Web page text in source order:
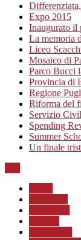
Expo 2015
Inaugurato il
La memoria
Liceo
Mosaico di
Parco Bucci
Provincia di
Regione
Riforma del
Servizio
Spending
Summer
Un finale